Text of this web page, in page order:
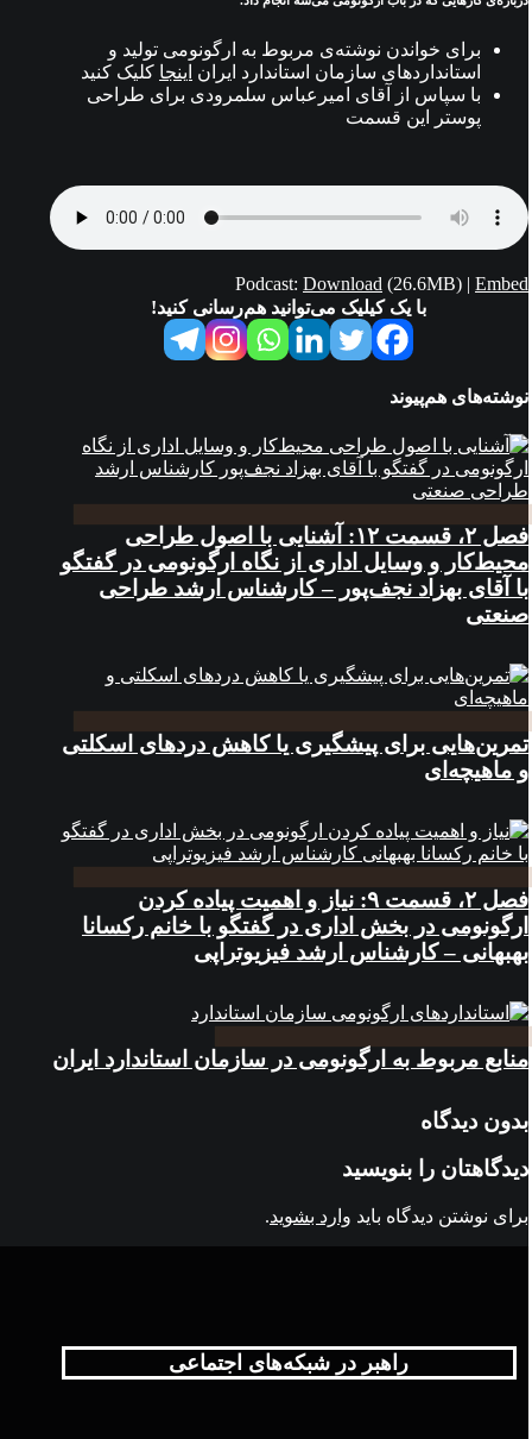
برای خواندن نوشته‌ی مربوط به ارگونومی تولید و
استانداردهای سازمان استاندارد ایران اینجا کلیک کنید
با سپاس از آقای امیرعباس سلمرودی برای طراحی
پوستر این قسمت
Podcast: Download (26.6MB) | Embed
با یک کیلیک می‌توانید هم‌رسانی کنید!
نوشته‌های هم‌پیوند
فصل ۲، قسمت ۱۲: آشنایی با اصول طراحی
محیط‌کار و وسایل اداری از نگاه ارگونومی در گفتگو
با آقای بهزاد نجف‌پور – کارشناس ارشد طراحی
صنعتی
تمرین‌هایی برای پیشگیری یا کاهش دردهای اسکلتی
و ماهیچه‌ای
فصل ۲، قسمت ۹: نیاز و اهمیت پیاده کردن
ارگونومی در بخش اداری در گفتگو با خانم رکسانا
بهبهانی – کارشناس ارشد فیزیوتراپی
منابع مربوط به ارگونومی در سازمان استاندارد ایران
بدون دیدگاه
دیدگاهتان را بنویسید
برای نوشتن دیدگاه باید وارد بشوید.
راهبر در شبکه‌های اجتماعی